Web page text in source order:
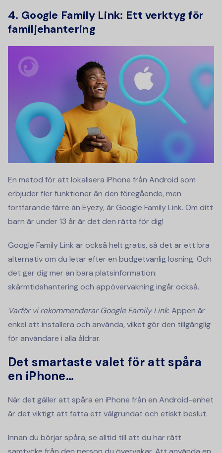
4. Google Family Link: Ett verktyg för
familjehantering
En metod för att lokalisera iPhone från Android som
erbjuder fler funktioner än den föregående, men
fortfarande färre än Eyezy, är Google Family Link. Om ditt
barn är under 13 år är det den rätta för dig!
Google Family Link är också helt gratis, så det är ett bra
alternativ om du letar efter en budgetvänlig lösning. Och
det ger dig mer än bara platsinformation:
skärmtidshantering och appövervakning ingår också.
Varför vi rekommenderar Google Family Link: Appen är
enkel att installera och använda, vilket gör den tillgänglig
för användare i alla åldrar.
Det smartaste valet för att spåra
en iPhone…
När det gäller att spåra en iPhone från en Android-enhet
är det viktigt att fatta ett välgrundat och etiskt beslut.
Innan du börjar spåra, se alltid till att du har rätt